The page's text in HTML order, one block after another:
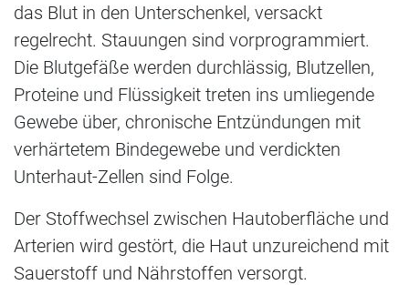
das Blut in den Unterschenkel, versackt
regelrecht. Stauungen sind vorprogrammiert.
Die Blutgefäße werden durchlässig, Blutzellen,
Proteine und Flüssigkeit treten ins umliegende
Gewebe über, chronische Entzündungen mit
verhärtetem Bindegewebe und verdickten
Unterhaut-Zellen sind Folge.
Der Stoffwechsel zwischen Hautoberfläche und
Arterien wird gestört, die Haut unzureichend mit
Sauerstoff und Nährstoffen versorgt.